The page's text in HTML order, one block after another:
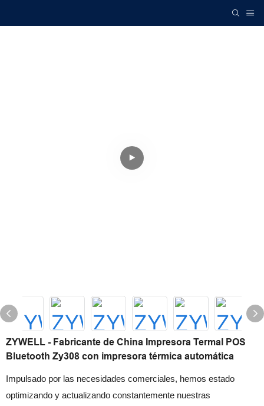
ZYWELL - Fabricante de China Impresora Termal POS
Bluetooth Zy308 con impresora térmica automática
Impulsado por las necesidades comerciales, hemos estado
optimizando y actualizando constantemente nuestras